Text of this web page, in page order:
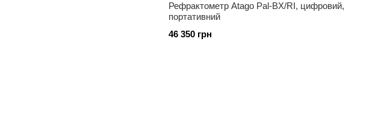
Рефрактометр Atago Pal-BX/RI, цифровий,
портативний
46 350 грн